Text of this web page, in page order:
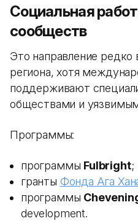
Социальная
сообществ
Это направление
региона, хотя
поддерживают
обществами и
Программы:
программы Fulbright;
гранты Фонда Ага
программы
development.